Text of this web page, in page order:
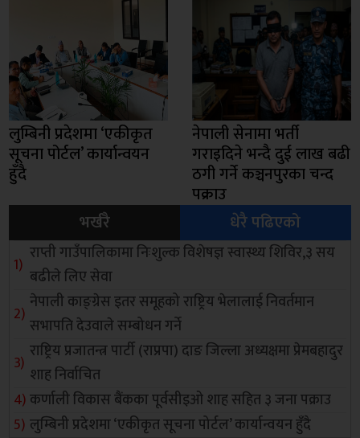
लुम्बिनी प्रदेशमा ‘एकीकृत
सूचना पोर्टल’ कार्यान्वयन
हुँदै
नेपाली सेनामा भर्ती
गराइदिने भन्दै दुई लाख बढी
ठगी गर्ने कञ्चनपुरका चन्द
पक्राउ
भर्खरै
धेरै पढिएको
राप्ती गाउँपालिकामा निःशुल्क विशेषज्ञ स्वास्थ्य शिविर,३ सय
बढीले लिए सेवा
नेपाली काङ्ग्रेस इतर समूहको राष्ट्रिय भेलालाई निवर्तमान
सभापति देउवाले सम्बोधन गर्ने
राष्ट्रिय प्रजातन्त्र पार्टी (राप्रपा) दाङ जिल्ला अध्यक्षमा प्रेमबहादुर
शाह निर्वाचित
कर्णाली विकास बैंकका पूर्वसीइओ शाह सहित ३ जना पक्राउ
लुम्बिनी प्रदेशमा ‘एकीकृत सूचना पोर्टल’ कार्यान्वयन हुँदै